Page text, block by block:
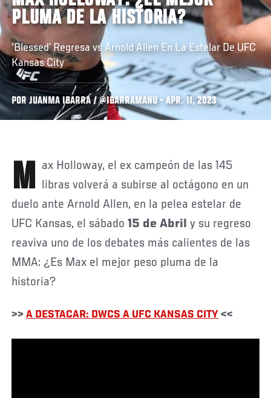
PLUMA DE LA HISTORIA?
‘Blessed’ Regresa vs Arnold Allen En La Estelar De UFC
Kansas City
POR JUANMA IBARRA / @IBARRAMANU • APR. 11, 2023
Max Holloway, el ex campeón de las 145 libras volverá a subirse al octágono en un
duelo ante Arnold Allen, en la pelea estelar de
UFC Kansas, el sábado15 de Abrily su regreso
reaviva uno de los debates más calientes de las
MMA: ¿Es Max el mejor peso pluma de la
historia?
>>A DESTACAR: DWCS A UFC KANSAS CITY <<